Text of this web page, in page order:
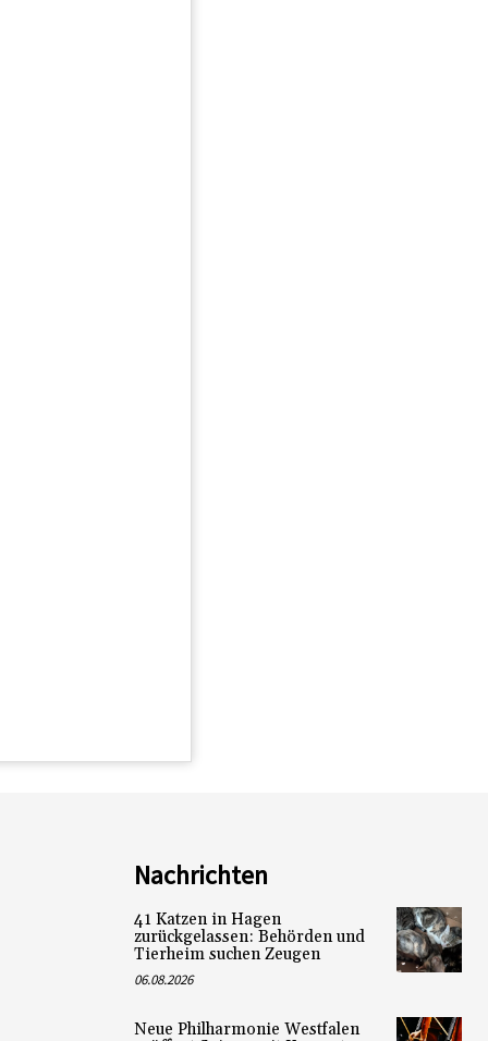
Nachrichten
41 Katzen in Hagen
zurückgelassen: Behörden und
Tierheim suchen Zeugen
06.08.2026
Neue Philharmonie Westfalen